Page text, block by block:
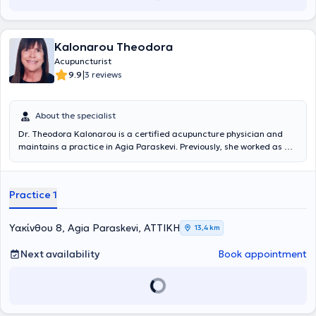
Kalonarou Theodora
Acupuncturist
9.9|3 reviews
About the specialist
Dr. Theodora Kalonarou is a certified acupuncture physician and
maintains a practice in Agia Paraskevi. Previously, she worked as an
extensive healthcare experience with a passion for holistic care. She
Kapodistrian University of Athens and has also been certified as an
acupuncture physician through the most advanced postgraduate
acupuncture training program in Greece, AcuScience. She has
completed numerous hours of educational conferences organized in
the United Kingdom, Canada, and the USA. Fluent in both English
and Greek, and with a deep understanding of cross-cultural
understood and respected. The combination of Greek heritage and
Practice 1
Υακίνθου 8, Agia Paraskevi, ΑΤΤΙΚΗ 13,4 km
Next availability Book appointment